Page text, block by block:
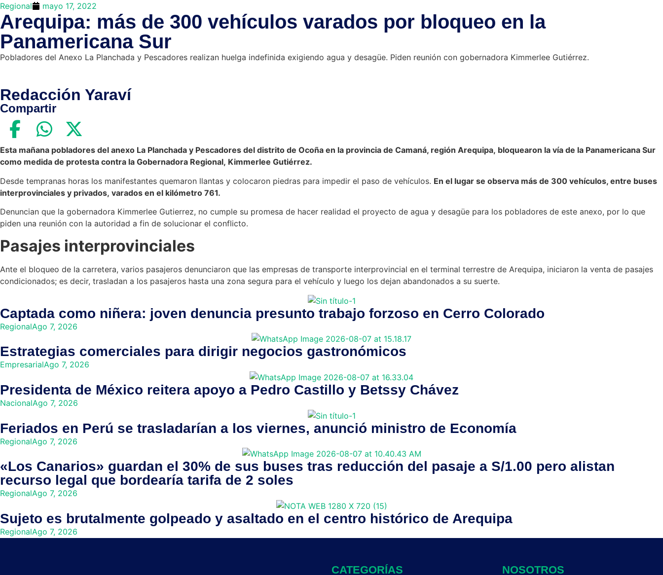
Regional
mayo 17, 2022
Arequipa: más de 300 vehículos varados por bloqueo en la
Panamericana Sur
Pobladores del Anexo La Planchada y Pescadores realizan huelga indefinida exigiendo agua y desagüe. Piden reunión con gobernadora Kimmerlee Gutiérrez.
Redacción Yaraví
Compartir
Esta mañana pobladores del anexo La Planchada y Pescadores del distrito de Ocoña en la provincia de Camaná, región Arequipa, bloquearon la vía de la Panamericana Sur
como medida de protesta contra la Gobernadora Regional, Kimmerlee Gutiérrez.
Desde tempranas horas los manifestantes quemaron llantas y colocaron piedras para impedir el paso de vehículos. En el lugar se observa más de 300 vehículos, entre buses
interprovinciales y privados, varados en el kilómetro 761.
Denuncian que la gobernadora Kimmerlee Gutierrez, no cumple su promesa de hacer realidad el proyecto de agua y desagüe para los pobladores de este anexo, por lo que
piden una reunión con la autoridad a fin de solucionar el conflicto.
Pasajes interprovinciales
Ante el bloqueo de la carretera, varios pasajeros denunciaron que las empresas de transporte interprovincial en el terminal terrestre de Arequipa, iniciaron la venta de pasajes
condicionados; es decir, trasladan a los pasajeros hasta una zona segura para el vehículo y luego los dejan abandonados a su suerte.
Captada como niñera: joven denuncia presunto trabajo forzoso en Cerro Colorado
RegionalAgo 7, 2026
Estrategias comerciales para dirigir negocios gastronómicos
EmpresarialAgo 7, 2026
Presidenta de México reitera apoyo a Pedro Castillo y Betssy Chávez
NacionalAgo 7, 2026
Feriados en Perú se trasladarían a los viernes, anunció ministro de Economía
RegionalAgo 7, 2026
«Los Canarios» guardan el 30% de sus buses tras reducción del pasaje a S/1.00 pero alistan
recurso legal que bordearía tarifa de 2 soles
RegionalAgo 7, 2026
Sujeto es brutalmente golpeado y asaltado en el centro histórico de Arequipa
RegionalAgo 7, 2026
CATEGORÍAS NOSOTROS